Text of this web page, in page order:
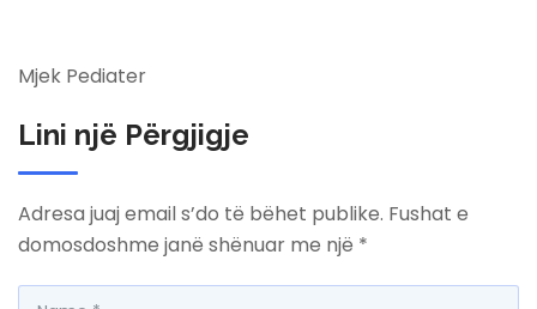
Mjek Pediater
Lini një Përgjigje
Adresa juaj email s’do të bëhet publike. Fushat e
domosdoshme janë shënuar me një *